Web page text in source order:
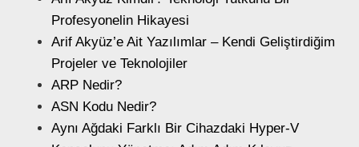
Profesyonelin Hikayesi
Arif Akyüz’e Ait Yazılımlar – Kendi Geliştirdiğim
Projeler ve Teknolojiler
ARP Nedir?
ASN Kodu Nedir?
Aynı Ağdaki Farklı Bir Cihazdaki Hyper-V